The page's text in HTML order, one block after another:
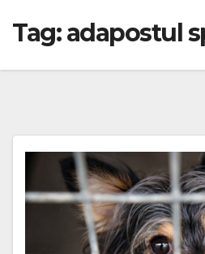
Tag:adapostul